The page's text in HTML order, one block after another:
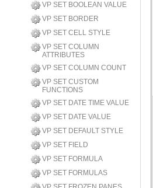
VP SET BOOLEAN VALUE
VP SET BORDER
VP SET CELL STYLE
VP SET COLUMN
ATTRIBUTES
VP SET COLUMN COUNT
VP SET CUSTOM
FUNCTIONS
VP SET DATE TIME VALUE
VP SET DATE VALUE
VP SET DEFAULT STYLE
VP SET FIELD
VP SET FORMULA
VP SET FORMULAS